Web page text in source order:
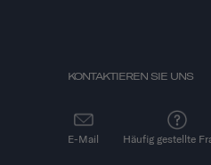
KONTAKTIEREN SIE UNS
E-Mail Häufig gestellte